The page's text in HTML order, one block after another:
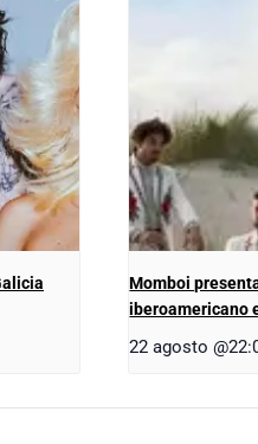
Momboi
iberoamericano
22 agosto